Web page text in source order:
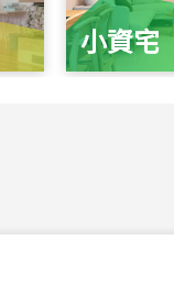
小資宅